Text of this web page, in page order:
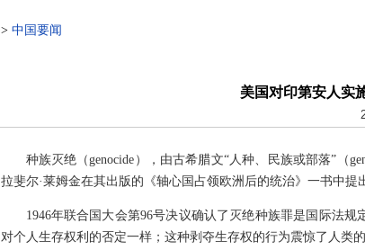
> 中国要闻
美国对印第安人实
种族灭绝（genocide），由古希腊文“人种、民族或部落”（
拉斐尔·莱姆金在其出版的《轴心国占领欧洲后的统治》一书中提
1946年联合国大会第96号决议确认了灭绝种族罪是国际法
对个人生存权利的否定一样；这种剥夺生存权的行为震惊了人类